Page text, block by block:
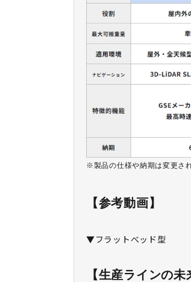
※製品の仕様や納期は変更さ
【参考動画】
▼フラットべッド型
【生産ラインの